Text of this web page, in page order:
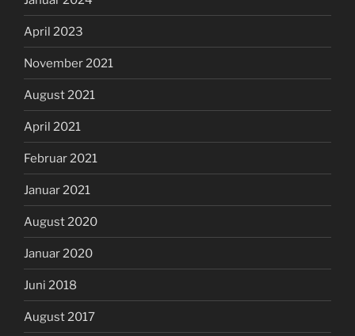
April 2023
November 2021
August 2021
April 2021
Februar 2021
Januar 2021
August 2020
Januar 2020
Juni 2018
August 2017